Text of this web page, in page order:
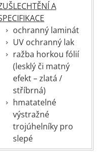
A
ochranný laminát
UV ochranný lak
ražba horkou fólií
(lesklý či matný
efekt – zlatá /
stříbrná)
hmatatelné
výstražné
trojúhelníky pro
slepé